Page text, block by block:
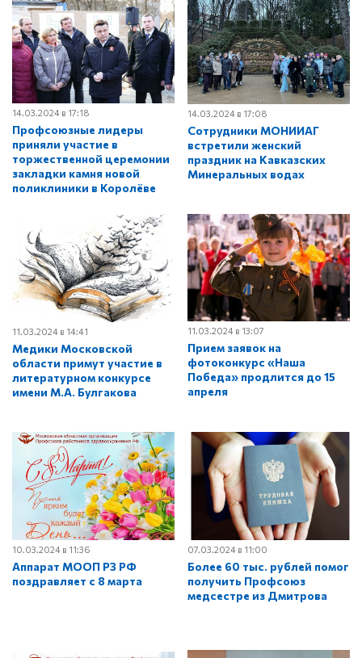
14.03.2024 в 17:18
Профсоюзные лидеры
приняли участие в
торжественной церемонии
закладки камня новой
поликлиники в Королёве
14.03.2024 в 17:08
Сотрудники МОНИИАГ
встретили женский
праздник на Кавказских
Минеральных водах
11.03.2024 в 14:41
Медики Московской
области примут участие в
литературном конкурсе
имени М.А. Булгакова
11.03.2024 в 13:07
Прием заявок на
фотоконкурс «Наша
Победа» продлится до 15
апреля
10.03.2024 в 11:36
Аппарат МООП РЗ РФ
поздравляет с 8 марта
07.03.2024 в 11:00
Более 60 тыс. рублей помог
получить Профсоюз
медсестре из Дмитрова